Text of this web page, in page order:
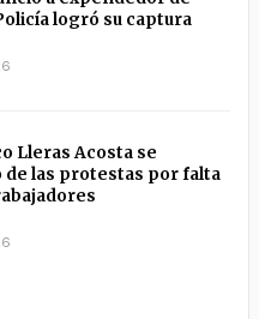
logró su captura
Lleras Acosta se
de las protestas por falta